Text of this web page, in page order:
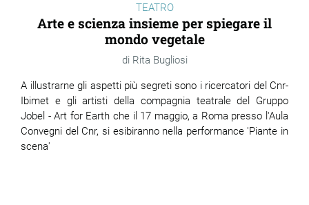
TEATRO
Arte e scienza insieme per spiegare il
mondo vegetale
Rita Bugliosi
A illustrarne gli aspetti più segreti sono i ricercatori del Cnr-
Ibimet e gli artisti della compagnia teatrale del Gruppo
Jobel - Art for Earth che il 17 maggio, a Roma presso l'Aula
Convegni del Cnr, si esibiranno nella performance 'Piante in
scena'